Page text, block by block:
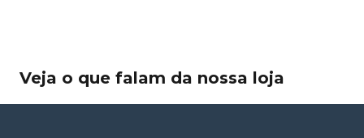
Veja o que falam da nossa loja